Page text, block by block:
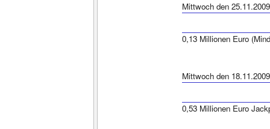
Mittwoch den 25.11.2009
0,13 Millionen Euro
Mittwoch den 18.11.2009
0,53 Millionen Euro